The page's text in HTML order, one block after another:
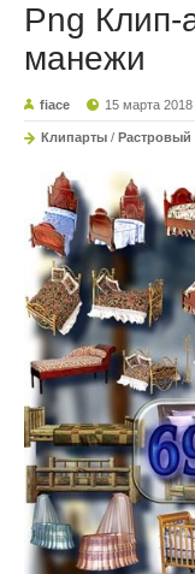
Png Клип-
манежи
fiace 15 марта 2018
Клипарты / Растровый